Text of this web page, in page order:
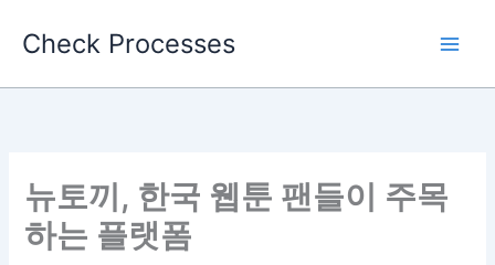
Check Processes
뉴토끼, 한국 웹툰 팬들이 주목
하는 플랫폼